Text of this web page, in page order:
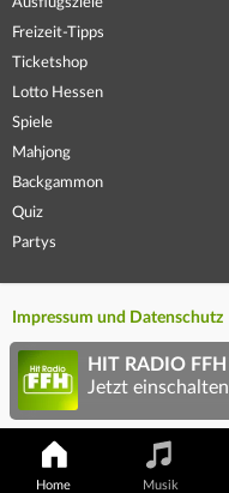
Ausflugsziele
Freizeit-Tipps
Ticketshop
Lotto Hessen
Spiele
Mahjong
Backgammon
Quiz
Partys
Impressum und Datenschutz
Home Musik
HIT RADIO FFH
Jetzt einschalten